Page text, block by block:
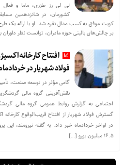
لی لی رز طزری، ماما و فعال
کشورمان، در شانزدهمین
کویت موفق به کسب مدال نقره شد. او با ارائه یک طرح
بر چالش‌های بالینی حوزه مادران، توانست نظر
افتتاح کارخانه
فولاد شهریار در خردادماه
گامی مؤثر در توسعه صنعت،
نقش‌آفرینی گروه مالی
اجتماعی به گزارش روابط عمومی گروه مالی
گسترش فولاد شهریار از افتتاح قریب‌الوقوع
در اواخر خردادماه خبر داد. به گفته نیرومند، این
۱۶.۵ میلیون یورو […]